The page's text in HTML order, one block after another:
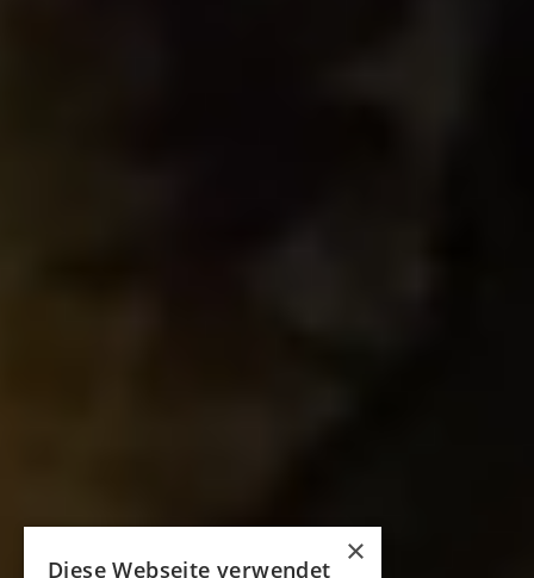
×
Diese Webseite verwendet